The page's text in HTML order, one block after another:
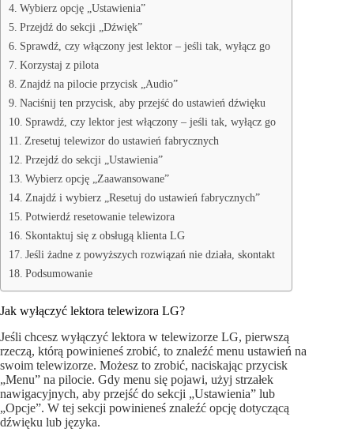
Wybierz opcję „Ustawienia”
Przejdź do sekcji „Dźwięk”
Sprawdź, czy włączony jest lektor – jeśli tak, wyłącz go
Korzystaj z pilota
Znajdź na pilocie przycisk „Audio”
Naciśnij ten przycisk, aby przejść do ustawień dźwięku
Sprawdź, czy lektor jest włączony – jeśli tak, wyłącz go
Zresetuj telewizor do ustawień fabrycznych
Przejdź do sekcji „Ustawienia”
Wybierz opcję „Zaawansowane”
Znajdź i wybierz „Resetuj do ustawień fabrycznych”
Potwierdź resetowanie telewizora
Skontaktuj się z obsługą klienta LG
Jeśli żadne z powyższych rozwiązań nie działa, skontakt
Podsumowanie
Jak wyłączyć lektora telewizora LG?
Jeśli chcesz wyłączyć lektora w telewizorze LG, pierwszą
rzeczą, którą powinieneś zrobić, to znaleźć menu ustawień na
swoim telewizorze. Możesz to zrobić, naciskając przycisk
„Menu” na pilocie. Gdy menu się pojawi, użyj strzałek
nawigacyjnych, aby przejść do sekcji „Ustawienia” lub
„Opcje”. W tej sekcji powinieneś znaleźć opcję dotyczącą
dźwięku lub języka.